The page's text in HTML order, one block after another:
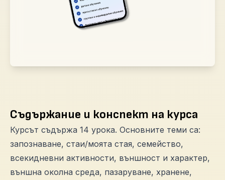
Съдържание и конспект на курса
Курсът съдържа 14 урока. Основните теми са:
запознаване, стаи/моята стая, семейство,
всекидневни активности, външност и характер,
външна околна среда, пазаруване, хранене,